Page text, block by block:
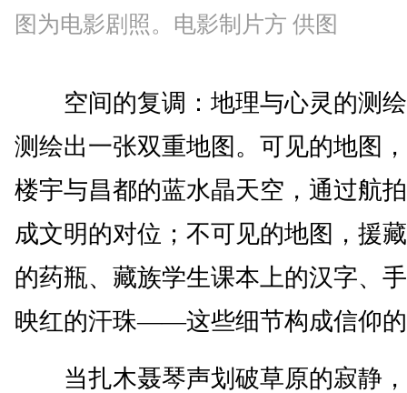
图为电影剧照。电影制片方 供图
空间的复调：地理与心灵的测绘
测绘出一张双重地图。可见的地图
楼宇与昌都的蓝水晶天空，通过航
成文明的对位；不可见的地图，援
的药瓶、藏族学生课本上的汉字、
映红的汗珠——这些细节构成信仰
当扎木聂琴声划破草原的寂静，